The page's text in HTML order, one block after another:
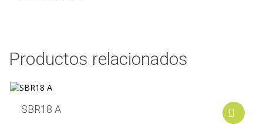
Productos relacionados
SBR18 A